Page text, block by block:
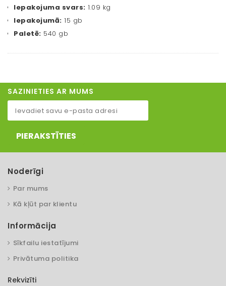
Iepakojuma svars: 1.09 kg
Iepakojumā: 15 gb
Paletē: 540 gb
SAZINIETIES AR MUMS
PIERAKSTĪTIES
Noderīgi
Par mums
Kā kļūt par klientu
Informācija
Sīkfailu iestatījumi
Privātuma politika
Rekvizīti